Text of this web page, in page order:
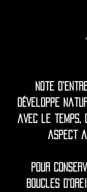
Note
développe
avec le temps,
aspect
Pour
boucles